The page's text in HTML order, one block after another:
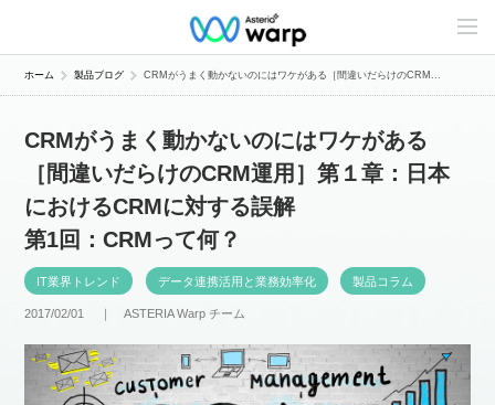
C
n
e
ホーム 製品ブログ CRMがうまく動かないのにはワケがある［間違いだらけのCRM...
CRMがうまく動かないのにはワケがある
［間違いだらけのCRM運用］第１章：日本
におけるCRMに対する誤解
第1回：CRMって何？
IT業界トレンド データ連携活用と業務効率化 製品コラム
2017/02/01 ｜ASTERIA Warp チーム